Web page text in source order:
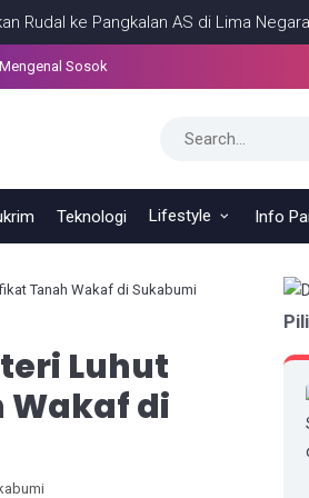
ke Pangkalan AS di Lima Negara Teluk
Mengenal Sosok
Teknologi Lifestyle Info
Tanah Wakaf di Sukabumi
Luhut
Wakaf di